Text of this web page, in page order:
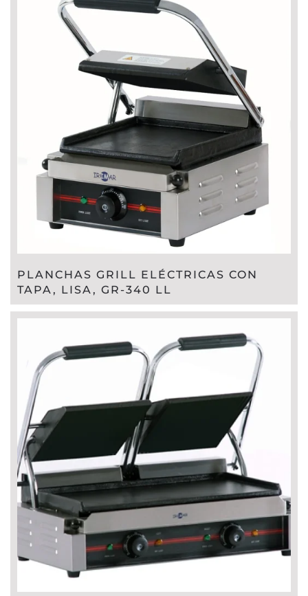
PLANCHAS GRILL ELÉCTRICAS CON
TAPA, LISA, GR-340 LL